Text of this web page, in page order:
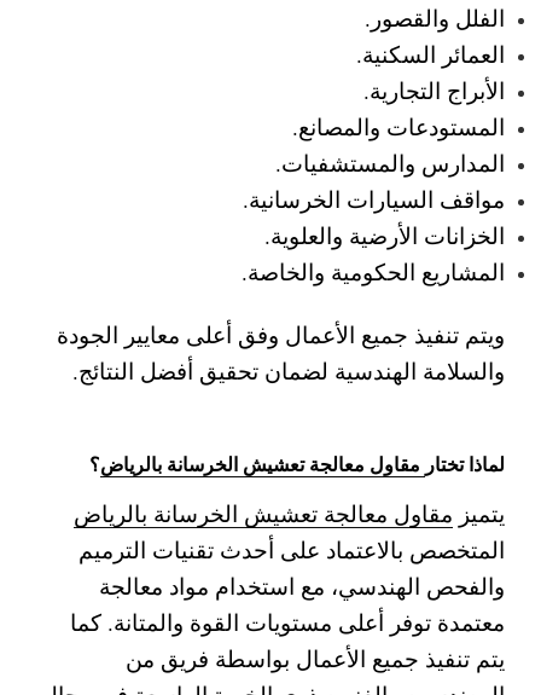
الفلل والقصور.
العمائر السكنية.
الأبراج التجارية.
المستودعات والمصانع.
المدارس والمستشفيات.
مواقف السيارات الخرسانية.
الخزانات الأرضية والعلوية.
المشاريع الحكومية والخاصة.
ويتم تنفيذ جميع الأعمال وفق أعلى معايير الجودة
والسلامة الهندسية لضمان تحقيق أفضل النتائج.
لماذا تختار مقاول معالجة تعشيش الخرسانة بالرياض؟
يتميز مقاول معالجة تعشيش الخرسانة بالرياض
المتخصص بالاعتماد على أحدث تقنيات الترميم
والفحص الهندسي، مع استخدام مواد معالجة
معتمدة توفر أعلى مستويات القوة والمتانة. كما
يتم تنفيذ جميع الأعمال بواسطة فريق من